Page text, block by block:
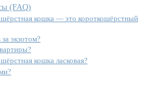
(FAQ)
кошка — это короткошёрстный
экзотом?
кошка ласковая?